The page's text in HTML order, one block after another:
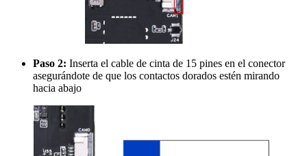
Paso 2: Inserta el cable de cinta de 15 pines en el conector
asegurándote de que los contactos dorados estén mirando
hacia abajo